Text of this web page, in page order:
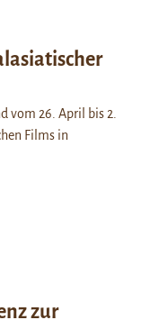
vom 26. April bis 2.
Films in
zur